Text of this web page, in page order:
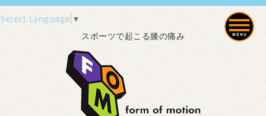
Select Language ▼
スポーツで起こる膝の痛み